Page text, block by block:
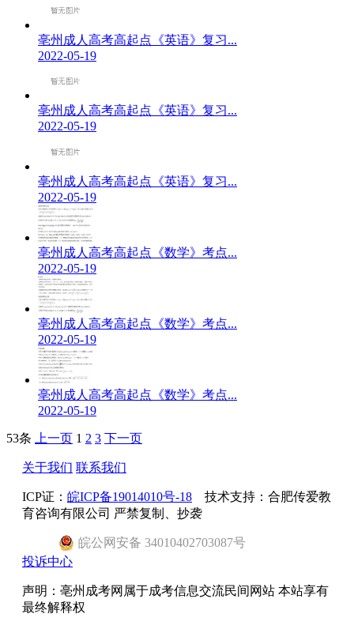
亳州成人高考高起点《英语》复习...
2022-05-19
亳州成人高考高起点《英语》复习...
2022-05-19
亳州成人高考高起点《英语》复习...
2022-05-19
亳州成人高考高起点《数学》考点...
2022-05-19
亳州成人高考高起点《数学》考点...
2022-05-19
亳州成人高考高起点《数学》考点...
2022-05-19
53条 上一页 1 2 3 下一页
关于我们 联系我们
ICP证： 皖ICP备19014010号-18 技术支持：合肥传爱教
育咨询有限公司 严禁复制、抄袭
皖公网安备 34010402703087号
投诉中心
声明：亳州成考网属于成考信息交流民间网站 本站享有
最终解释权